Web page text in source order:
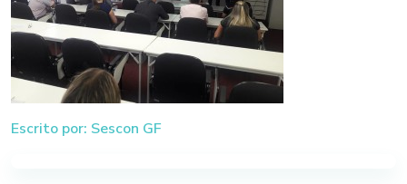
Escrito por: Sescon GF